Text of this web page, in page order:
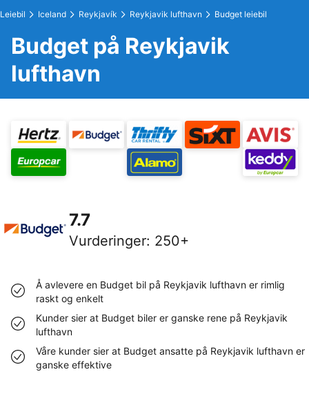
Leiebil Iceland Reykjavík Reykjavik lufthavn Budget leiebil
Budget på Reykjavik
lufthavn
7.7
Vurderinger: 250+
Å avlevere en Budget bil på Reykjavik lufthavn er rimlig
raskt og enkelt
Kunder sier at Budget biler er ganske rene på Reykjavik
lufthavn
Våre kunder sier at Budget ansatte på Reykjavik lufthavn er
ganske effektive